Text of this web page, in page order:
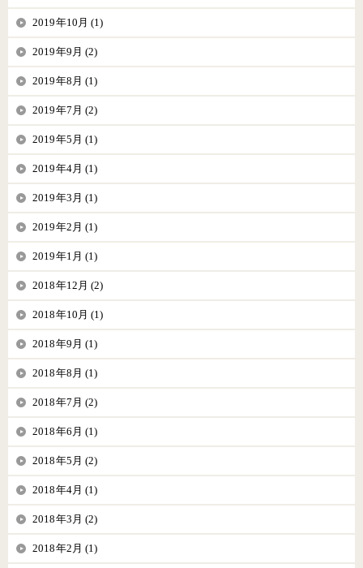
2019年10月 (1)
2019年9月 (2)
2019年8月 (1)
2019年7月 (2)
2019年5月 (1)
2019年4月 (1)
2019年3月 (1)
2019年2月 (1)
2019年1月 (1)
2018年12月 (2)
2018年10月 (1)
2018年9月 (1)
2018年8月 (1)
2018年7月 (2)
2018年6月 (1)
2018年5月 (2)
2018年4月 (1)
2018年3月 (2)
2018年2月 (1)